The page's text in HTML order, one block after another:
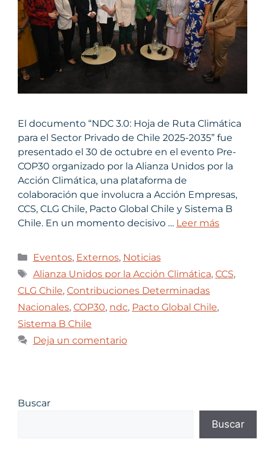
El documento “NDC 3.0: Hoja de Ruta Climática
para el Sector Privado de Chile 2025-2035” fue
presentado el 30 de octubre en el evento Pre-
COP30 organizado por la Alianza Unidos por la
Acción Climática, una plataforma de
colaboración que involucra a Acción Empresas,
CCS, CLG Chile, Pacto Global Chile y Sistema B
Chile. En un momento decisivo … Leer más
Eventos, Externos, Noticias
Alianza Unidos por la Acción Climática, CCS,
CLG Chile, Contribuciones Determinadas
Nacionales, COP30, ndc, Pacto Global Chile,
Sistema B Chile
Deja un comentario
Buscar
Buscar